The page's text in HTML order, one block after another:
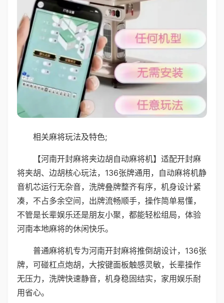
相关麻将玩法及特色;
【河南开封麻将夹边胡自动麻将机】适配开封麻
将夹胡、边胡核心玩法，136张牌通用，自动麻将机静
音机芯运行无杂音，洗牌叠牌整齐有序，机身设计紧
凑，不占多余空间，出牌流畅顺手，操作简单易懂，
不管是长辈娱乐还是朋友小聚，都能轻松组局，体验
河南本地麻将的休闲快乐。
普通麻将机专为河南开封麻将推倒胡设计，136张
牌，可碰杠点炮胡，大按键面板触感灵敏，长辈操作
无压力，洗牌快速静音，机身稳固结实，家用娱乐耐
用省心。